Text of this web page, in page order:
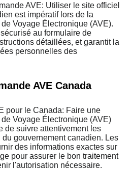
AVE: Utiliser le site officiel
est impératif lors de la
Voyage Électronique (AVE).
au formulaire de
détaillées, et garantit la
personnelles des
AVE Canada
pour le Canada: Faire une
Voyage Électronique (AVE)
de suivre attentivement les
gouvernement canadien. Les
des informations exactes sur
pour assurer le bon traitement
l'autorisation nécessaire.